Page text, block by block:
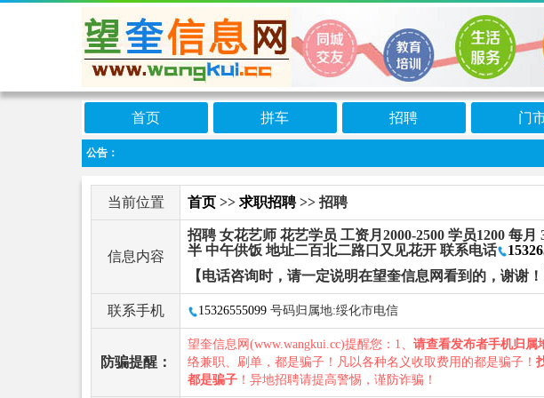
首页 拼车 招聘 门
公告：
当前位置 首页 >> 求职招聘>> 招聘
信息内容
招聘 女花艺师 花艺学员 工资月2000-2500 学员1200 每
半 中午供饭 地址二百北二路口又见花开 联系电话
【电话咨询时，请一定说明在望奎信息网看到的，谢谢！
联系手机 15326555099 号码归属地:绥化市电信
防骗提醒：
望奎信息网(www.wangkui.cc)提醒您：1、 请查看发布者手机归属
络兼职、刷单，都是骗子！凡以各种名义收取费用的都是骗子！
都是骗子 ！异地招聘请提高警惕，谨防诈骗！